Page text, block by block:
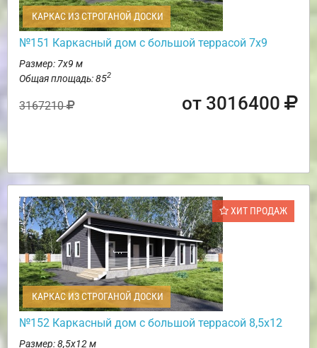
КАРКАС ИЗ СТРОГАНОЙ ДОСКИ
№151 Каркасный дом с большой террасой 7х9
Размер: 7х9 м
Общая площадь: 852
3167210 от 3016400
ХИТ ПРОДАЖ
КАРКАС ИЗ СТРОГАНОЙ ДОСКИ
№152 Каркасный дом с большой террасой 8,5х12
Размер: 8,5х12 м